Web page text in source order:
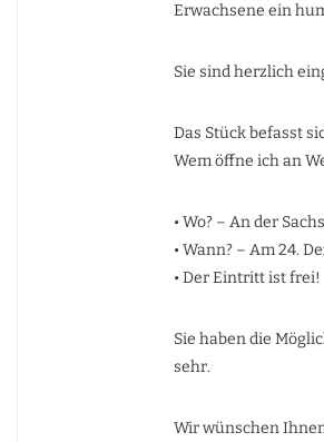
Erwachsene ein
Sie sind herzlich
Das Stück befasst
Wem öffne ich an
• Wo? – An der
• Wann? – Am 24.
• Der Eintritt ist frei!
Sie haben die
sehr.
Wir wünschen